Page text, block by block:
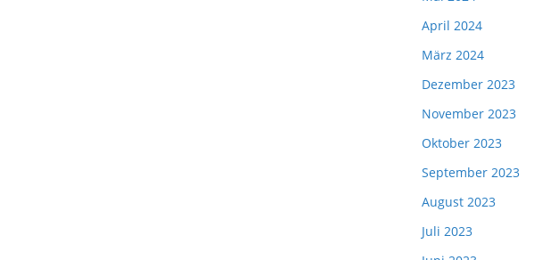
April 2024
März 2024
Dezember 2023
November 2023
Oktober 2023
September 2023
August 2023
Juli 2023